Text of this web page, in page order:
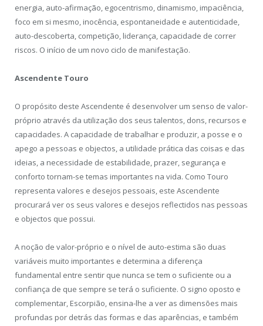
energia, auto-afirmação, egocentrismo, dinamismo, impaciência,
foco em si mesmo, inocência, espontaneidade e autenticidade,
auto-descoberta, competição, liderança, capacidade de correr
riscos. O início de um novo ciclo de manifestação.
Ascendente Touro
O propósito deste Ascendente é desenvolver um senso de valor-
próprio através da utilização dos seus talentos, dons, recursos e
capacidades. A capacidade de trabalhar e produzir, a posse e o
apego a pessoas e objectos, a utilidade prática das coisas e das
ideias, a necessidade de estabilidade, prazer, segurança e
conforto tornam-se temas importantes na vida. Como Touro
representa valores e desejos pessoais, este Ascendente
procurará ver os seus valores e desejos reflectidos nas pessoas
e objectos que possui.
A noção de valor-próprio e o nível de auto-estima são duas
variáveis muito importantes e determina a diferença
fundamental entre sentir que nunca se tem o suficiente ou a
confiança de que sempre se terá o suficiente. O signo oposto e
complementar, Escorpião, ensina-lhe a ver as dimensões mais
profundas por detrás das formas e das aparências, e também